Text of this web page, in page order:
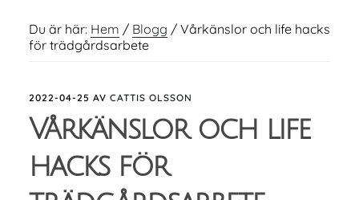
Du är här: Hem / Blogg /Vårkänslor och life hacks
för trädgårdsarbete
2022-04-25 AV CATTIS OLSSON
Vårkänslor och life
hacks för